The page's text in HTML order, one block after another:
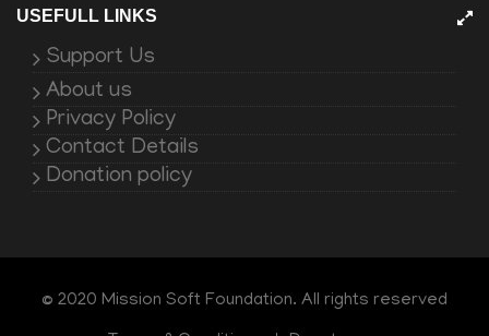
USEFULL LINKS
Support Us
About us
Privacy Policy
Contact Details
Donation policy
© 2020 Mission Soft Foundation. All rights reserved